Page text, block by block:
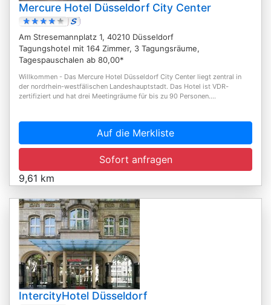
Mercure Hotel Düsseldorf City Center
Am Stresemannplatz 1, 40210 Düsseldorf
Tagungshotel mit 164 Zimmer, 3 Tagungsräume,
Tagespauschalen ab 80,00*
Willkommen - Das Mercure Hotel Düsseldorf City Center liegt zentral in
der nordrhein-westfälischen Landeshauptstadt. Das Hotel ist VDR-
zertifiziert und hat drei Meetingräume für bis zu 90 Personen....
Auf die Merkliste
Sofort anfragen
9,61 km
IntercityHotel Düsseldorf